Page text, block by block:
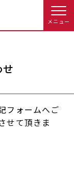
メニュー
フォームへご
せて頂きま